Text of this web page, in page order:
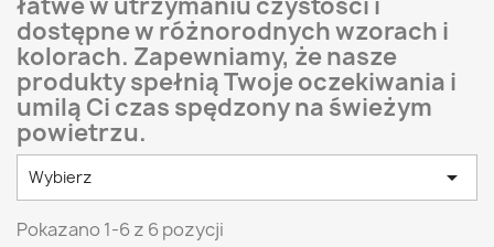
dostępne w różnorodnych wzorach i
kolorach. Zapewniamy, że nasze
produkty spełnią Twoje oczekiwania i
umilą Ci czas spędzony na świeżym
powietrzu.
Wybierz 
Pokazano 1-6 z 6 pozycji